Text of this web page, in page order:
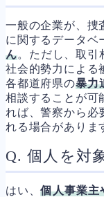
一般の企業が、捜
に関するデータベ
ん。ただし、取引
社会的勢力による
各都道府県の暴力
相談することが可
れば、警察から必
れる場合がありま
Q. 個人を対
はい、個人事業主